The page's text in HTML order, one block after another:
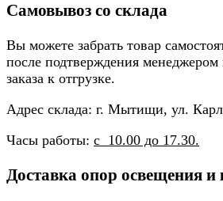
Самовывоз со склада
Вы можете забрать товар
после подтверждения менеджером
заказа к отгрузке.
Адрес склада: г. Мытищи, ул.
Часы работы: с 10.00 до 17.30.
Доставка опор освещения